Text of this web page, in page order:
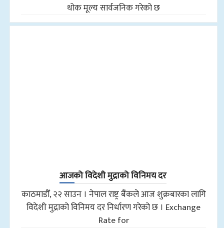
थोक मूल्य सार्वजनिक गरेको छ
आजको विदेशी मुद्राको विनिमय दर
काठमाडौँ, २२ साउन । नेपाल राष्ट्र बैंकले आज शुक्रबारका लागि
विदेशी मुद्राको विनिमय दर निर्धारण गरेको छ । Exchange
Rate for